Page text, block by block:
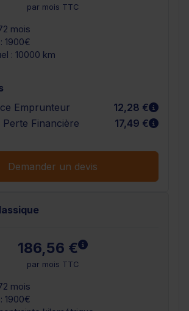
par mois TTC
mois
1900€
: 10000 km
Emprunteur
12,28 €
En
Perte Financière
17,49 € En
Demander un devis
186,56 € En savoir plus
par mois TTC
mois
1900€